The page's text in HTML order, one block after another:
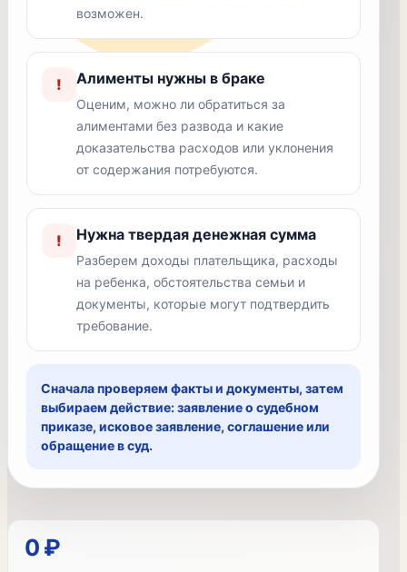
возможен.
! Алименты нужны в браке
Оценим, можно ли обратиться за
алиментами без развода и какие
доказательства расходов или уклонения
от содержания потребуются.
! Нужна твердая денежная сумма
Разберем доходы плательщика, расходы
на ребенка, обстоятельства семьи и
документы, которые могут подтвердить
требование.
Сначала проверяем факты и документы, затем
выбираем действие: заявление о судебном
приказе, исковое заявление, соглашение или
обращение в суд.
0 ₽